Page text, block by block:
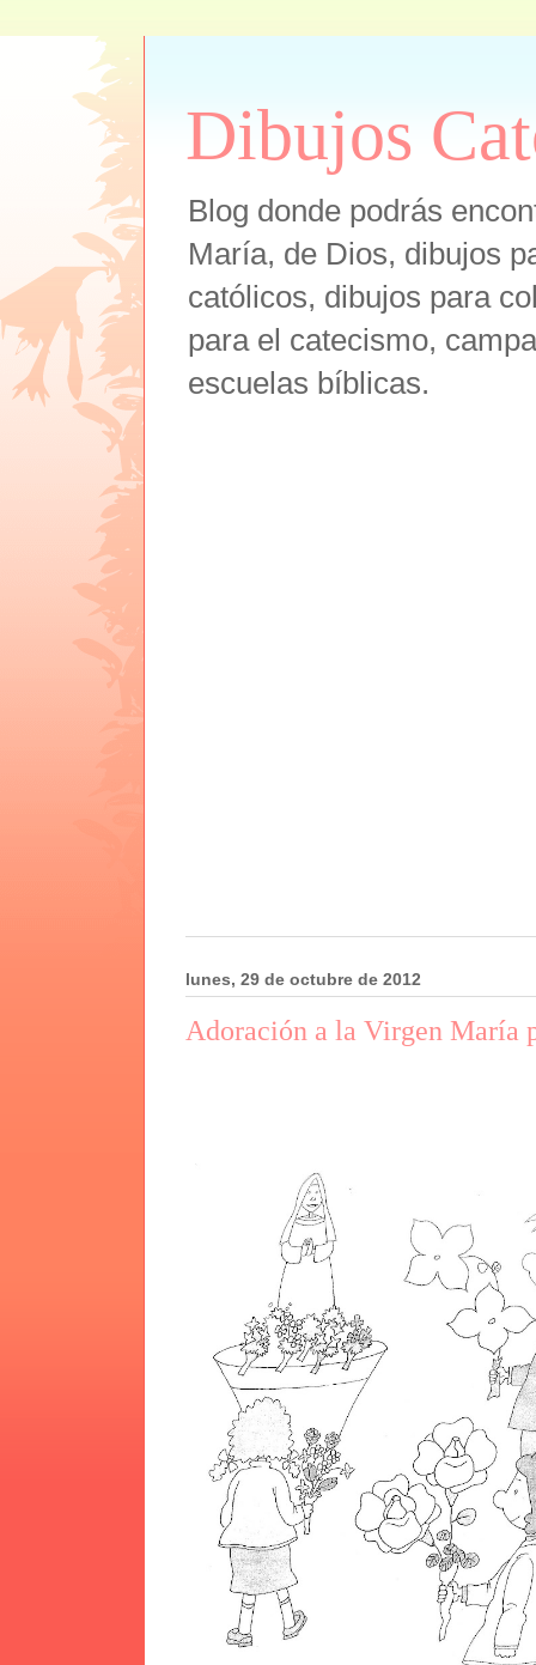
Dibujos
Blog donde podrás
María, de Dios, dibujos
católicos, dibujos para
para el catecismo,
escuelas bíblicas.
lunes, 29 de octubre de 2012
Adoración a la Virgen María